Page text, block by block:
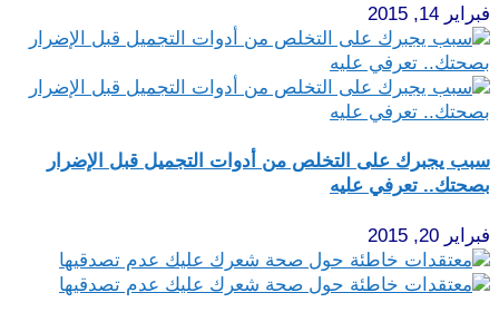
فبراير 14, 2015
سبب يجبرك على التخلص من أدوات التجميل قبل الإضرار
بصحتك.. تعرفي عليه
فبراير 20, 2015